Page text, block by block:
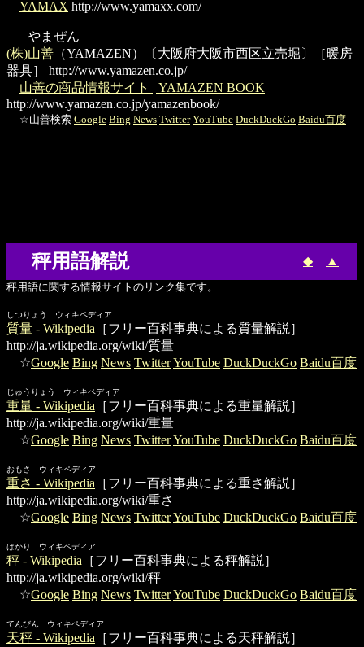
YAMAX http://www.yamaxx.com/
やまぜん
(株)山善 （YAMAZEN）〔大阪府大阪市西区立売堀〕［暖房
器具］
http://www.yamazen.co.jp/
山善の商品情報サイト | YAMAZEN BOOK
http://www.yamazen.co.jp/yamazenbook/
☆山善検索 Google Bing News Twitter YouTube DuckDuckGo Baidu百度
秤用語解説 ◆ ▲
秤用語に関する情報サイトのリンク集です。
しつりょう ウィキペディア
質量 - Wikipedia ［フリー百科事典による質量解説］
http://ja.wikipedia.org/wiki/質量
☆Google Bing News TwitterYouTube DuckDuckGo Baidu百度
じゅうりょう ウィキペディア
重量 - Wikipedia ［フリー百科事典による重量解説］
http://ja.wikipedia.org/wiki/重量
☆Google Bing News TwitterYouTube DuckDuckGo Baidu百度
おもさ ウィキペディア
重さ - Wikipedia ［フリー百科事典による重さ解説］
http://ja.wikipedia.org/wiki/重さ
☆Google Bing News TwitterYouTube DuckDuckGo Baidu百度
はかり ウィキペディア
秤 - Wikipedia ［フリー百科事典による秤解説］
http://ja.wikipedia.org/wiki/秤
☆Google Bing News TwitterYouTube DuckDuckGo Baidu百度
てんびん ウィキペディア
天秤 - Wikipedia ［フリー百科事典による天秤解説］